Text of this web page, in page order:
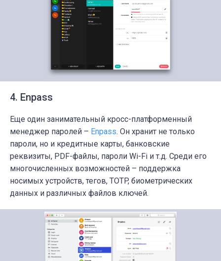
4. Enpass
Еще один занимательный кросс-платформенный
менеджер паролей – Enpass. Он хранит не только
пароли, но и кредитные карты, банковские
реквизиты, PDF-файлы, пароли Wi-Fi и т.д. Среди его
многочисленных возможностей – поддержка
носимых устройств, тегов, TOTP, биометрических
данных и различных файлов ключей.